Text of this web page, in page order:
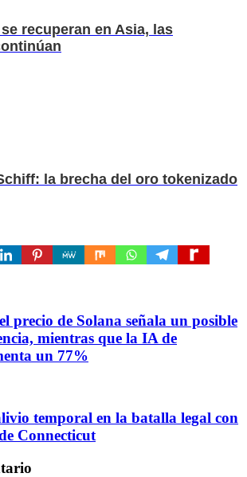
recuperan en Asia, las
la brecha del oro tokenizado
precio de Solana señala un posible
mientras que la IA de
un 77%
temporal en la batalla legal con
Connecticut